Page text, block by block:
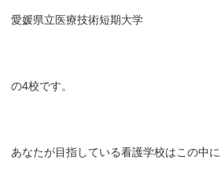
愛媛県立医療技術短期大学
の4校です。
あなたが目指している看護学校はこの中